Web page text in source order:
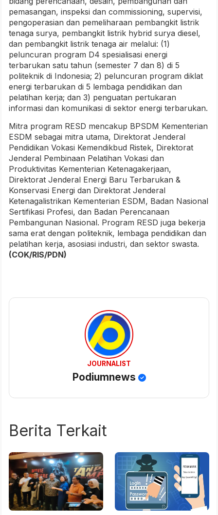
pemasangan, inspeksi dan commissioning, supervisi,
pengoperasian dan pemeliharaan pembangkit listrik
tenaga surya, pembangkit listrik hybrid surya diesel,
dan pembangkit listrik tenaga air melalui: (1)
peluncuran program D4 spesialisasi energi
terbarukan satu tahun (semester 7 dan 8) di 5
politeknik di Indonesia; 2) peluncuran program diklat
energi terbarukan di 5 lembaga pendidikan dan
pelatihan kerja; dan 3) penguatan pertukaran
informasi dan komunikasi di sektor energi terbarukan.
Mitra program RESD mencakup BPSDM Kementerian
ESDM sebagai mitra utama, Direktorat Jenderal
Pendidikan Vokasi Kemendikbud Ristek, Direktorat
Jenderal Pembinaan Pelatihan Vokasi dan
Produktivitas Kementerian Ketenagakerjaan,
Direktorat Jenderal Energi Baru Terbarukan &
Konservasi Energi dan Direktorat Jenderal
Ketenagalistrikan Kementerian ESDM, Badan Nasional
Sertifikasi Profesi, dan Badan Perencanaan
Pembangunan Nasional. Program RESD juga bekerja
sama erat dengan politeknik, lembaga pendidikan dan
pelatihan kerja, asosiasi industri, dan sektor swasta.
(COK/RIS/PDN)
JOURNALIST
Podiumnews
Berita Terkait